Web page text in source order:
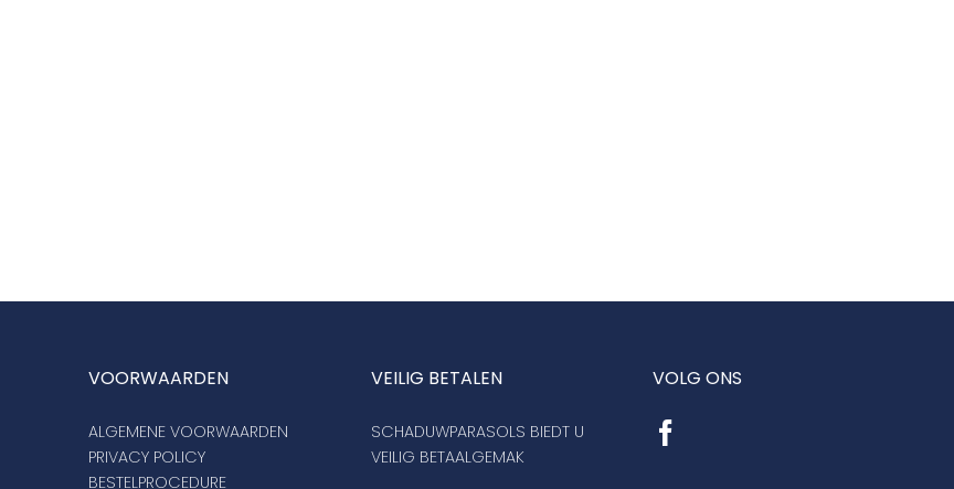
VOORWAARDEN
ALGEMENE VOORWAARDEN
PRIVACY POLICY
BESTELPROCEDURE
VEILIG BETALEN
SCHADUWPARASOLS BIEDT U
VEILIG BETAALGEMAK
VOLG ONS